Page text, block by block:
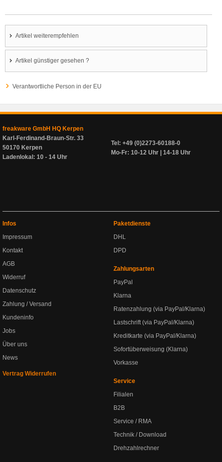
Artikel weiterempfehlen
Artikel günstiger gesehen ?
Verantwortliche Person in der EU
freakware GmbH HQ Kerpen
Karl-Ferdinand-Braun-Str. 33
50170 Kerpen
Ladenlokal: 10 - 14 Uhr
Tel: +49 (0)2273-60188-0
Mo-Fr: 10-12 Uhr | 14-18 Uhr
Infos
Impressum
Kontakt
AGB
Widerruf
Datenschutz
Zahlung / Versand
Kundeninfo
Jobs
Über uns
News
Vertrag Widerrufen
Paketdienste
DHL
DPD
Zahlungsarten
PayPal
Klarna
Ratenzahlung (via PayPal/Klarna)
Lastschrift (via PayPal/Klarna)
Kreditkarte (via PayPal/Klarna)
Sofortüberweisung (Klarna)
Vorkasse
Service
Filialen
B2B
Service / RMA
Technik / Download
Drehzahlrechner